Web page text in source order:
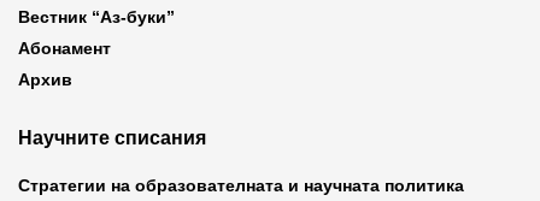
Вестник “Аз-буки”
Абонамент
Архив
Научните списания
Стратегии на образователната и научната политика